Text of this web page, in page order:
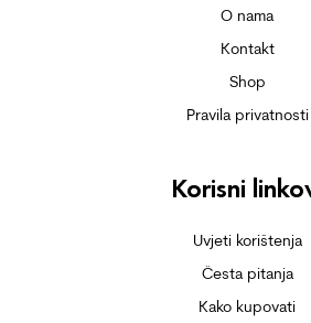
O nama
Kontakt
Shop
Pravila privatnosti
Korisni
Uvjeti korištenja
Česta pitanja
Kako kupovati